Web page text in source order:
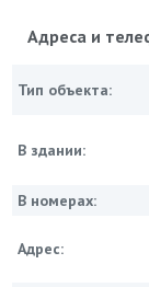
Адреса и
Тип объекта:
В здании:
В номерах:
Адрес: